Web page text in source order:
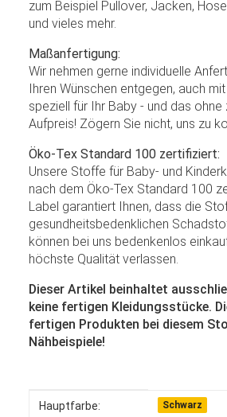
zum Beispiel Pullover, Jacken,
und vieles mehr.
Maßanfertigung:
Wir nehmen gerne individuelle
Ihren Wünschen entgegen, auch
speziell für Ihr Baby - und das ohne
Aufpreis! Zögern Sie nicht, uns zu
Öko-Tex Standard 100 zertifiziert:
Unsere Stoffe für Baby- und
nach dem Öko-Tex Standard 100
Label garantiert Ihnen, dass die
gesundheitsbedenklichen
können bei uns bedenkenlos
höchste Qualität verlassen.
Dieser Artikel beinhaltet
keine fertigen Kleidungsstücke.
fertigen Produkten bei diesem
Nähbeispiele!
Produkteigenschaft
Wert
Hauptfarbe: Schwarz